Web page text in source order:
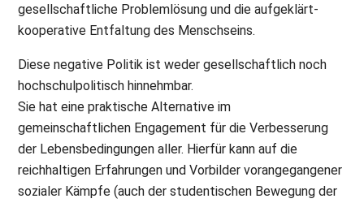
gesellschaftliche Problemlösung und die aufgeklärt-
kooperative Entfaltung des Menschseins.
Diese negative Politik ist weder gesellschaftlich noch
hochschulpolitisch hinnehmbar.
Sie hat eine praktische Alternative im
gemeinschaftlichen Engagement für die Verbesserung
der Lebensbedingungen aller. Hierfür kann auf die
reichhaltigen Erfahrungen und Vorbilder vorangegangener
sozialer Kämpfe (auch der studentischen Bewegung der